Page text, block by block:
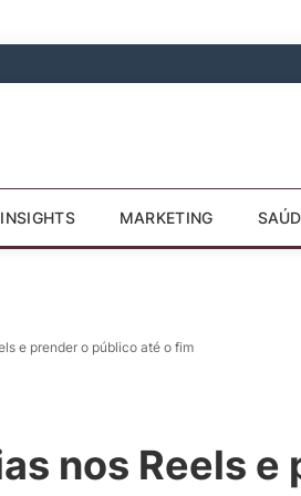
INSIGHTS MARKETING
e prender o público até o fim
nos Reels